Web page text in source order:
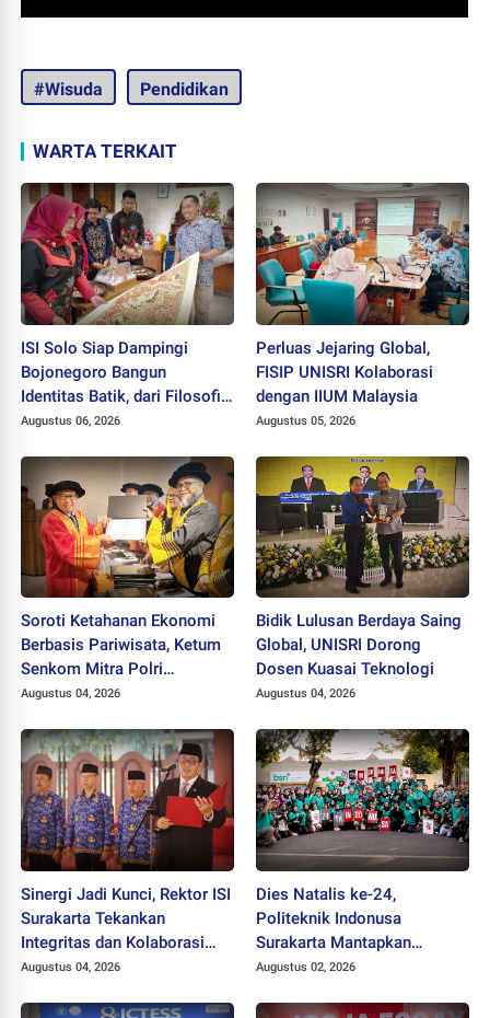
#Wisuda Pendidikan
WARTA TERKAIT
ISI Solo Siap Dampingi
Bojonegoro Bangun
Identitas Batik, dari Filosofi
hingga HAKI
Augustus 06, 2026
Perluas Jejaring Global,
FISIP UNISRI Kolaborasi
dengan IIUM Malaysia
Augustus 05, 2026
Soroti Ketahanan Ekonomi
Berbasis Pariwisata, Ketum
Senkom Mitra Polri
Dikukuhkan sebagai
Augustus 04, 2026
Bidik Lulusan Berdaya Saing
Global, UNISRI Dorong
Dosen Kuasai Teknologi
Augustus 04, 2026
Sinergi Jadi Kunci, Rektor ISI
Surakarta Tekankan
Integritas dan Kolaborasi
pada Pejabat Baru
Augustus 04, 2026
Dies Natalis ke-24,
Politeknik Indonusa
Surakarta Mantapkan
Langkah Bertransformasi
Augustus 02, 2026